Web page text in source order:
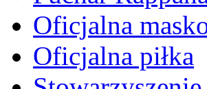
Oficjalna
Oficjalna piłka